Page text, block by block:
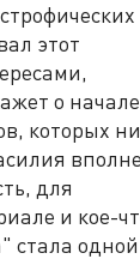
этот
о начале
которых ни
вполне
для
и кое-
стала одной